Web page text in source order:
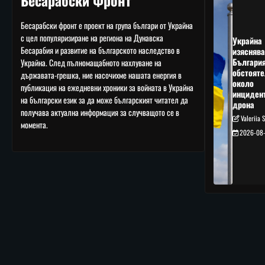
Бесарабски фронт е проект на група българи от Украйна
с цел популяризиране на региона на Дунавска
Бесарабия и развитие на българското наследство в
Украйна. След пълномащабното нахлуване на
държавата-грешка, ние насочихме нашата енергия в
публикация на ежедневни хроники за войната в Украйна
на български език за да може българският читател да
получава актуална информация за случващото се в
момента.
Украйна
около
дрона
Valeriia
2026-